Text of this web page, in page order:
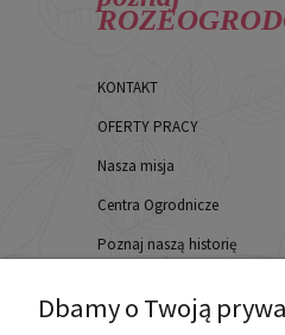
KONTAKT
OFERTY PRACY
Nasza misja
Centra Ogrodnicze
Poznaj naszą historię
Kontakt
Dbamy o Twoją